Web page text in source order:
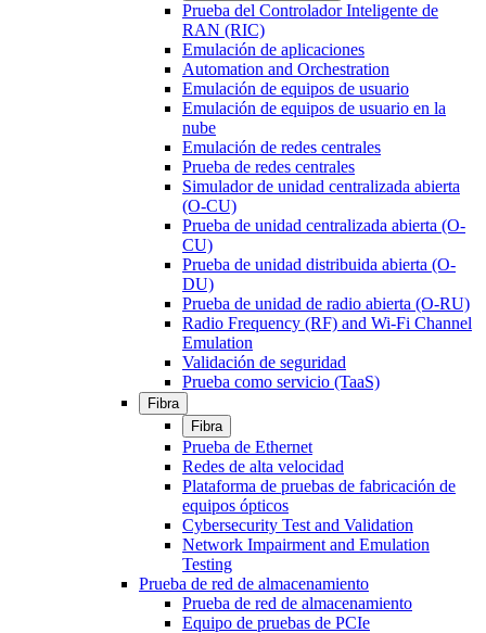
Prueba del Controlador Inteligente de
RAN (RIC)
Emulación de aplicaciones
Automation and Orchestration
Emulación de equipos de usuario
Emulación de equipos de usuario en la
nube
Emulación de redes centrales
Prueba de redes centrales
Simulador de unidad centralizada abierta
(O-CU)
Prueba de unidad centralizada abierta (O-
CU)
Prueba de unidad distribuida abierta (O-
DU)
Prueba de unidad de radio abierta (O-RU)
Radio Frequency (RF) and Wi-Fi Channel
Emulation
Validación de seguridad
Prueba como servicio (TaaS)
Fibra
Fibra
Prueba de Ethernet
Redes de alta velocidad
Plataforma de pruebas de fabricación de
equipos ópticos
Cybersecurity Test and Validation
Network Impairment and Emulation
Testing
Prueba de red de almacenamiento
Prueba de red de almacenamiento
Equipo de pruebas de PCIe